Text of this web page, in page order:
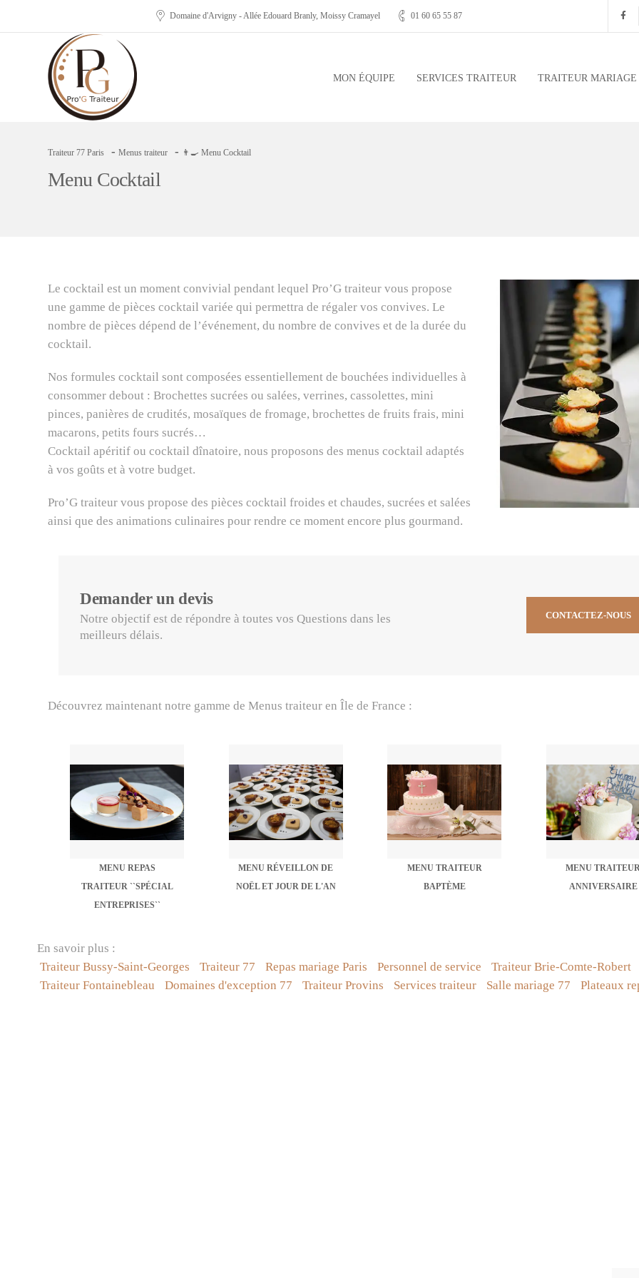
Domaine d'Arvigny - Allée Edouard Branly, Moissy Cramayel 01 60 65 55 87
MON ÉQUIPE SERVICES TRAITEUR TRAITEUR MARIAGE
Traiteur 77 Paris - Menus traiteur - 👨‍🍳 Menu Cocktail
Menu Cocktail
Le cocktail est un moment convivial pendant lequel Pro’G traiteur vous propose
une gamme de pièces cocktail variée qui permettra de régaler vos convives. Le
nombre de pièces dépend de l’événement, du nombre de convives et de la durée du
cocktail.
Nos formules cocktail sont composées essentiellement de bouchées individuelles à
consommer debout : Brochettes sucrées ou salées, verrines, cassolettes, mini
pinces, panières de crudités, mosaïques de fromage, brochettes de fruits frais, mini
macarons, petits fours sucrés…
Cocktail apéritif ou cocktail dînatoire, nous proposons des menus cocktail adaptés
à vos goûts et à votre budget.
Pro’G traiteur vous propose des pièces cocktail froides et chaudes, sucrées et salées
ainsi que des animations culinaires pour rendre ce moment encore plus gourmand.
Demander un devis
Notre objectif est de répondre à toutes vos Questions dans les
meilleurs délais.
CONTACTEZ-NOUS
Découvrez maintenant notre gamme de Menus traiteur en Île de France :
MENU REPAS
TRAITEUR ``SPÉCIAL
ENTREPRISES``
MENU RÉVEILLON DE
NOËL ET JOUR DE L'AN
MENU TRAITEUR
BAPTÈME
MENU
ANNIVERSAIRE
En savoir plus :
Traiteur Bussy-Saint-Georges
Traiteur 77 Repas mariage Paris Personnel de service
Traiteur Brie-Comte-Robert
Traiteur Fontainebleau
Domaines d'exception 77 Traiteur Provins Services traiteur Salle mariage 77 Plateaux